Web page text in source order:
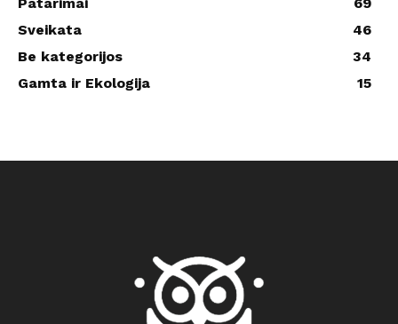
Sveikata
46
Be kategorijos
34
Gamta ir Ekologija
15